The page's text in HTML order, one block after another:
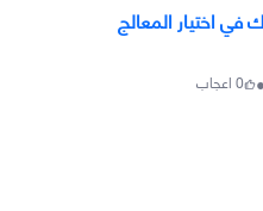
اختيار المعالج
0اعجاب